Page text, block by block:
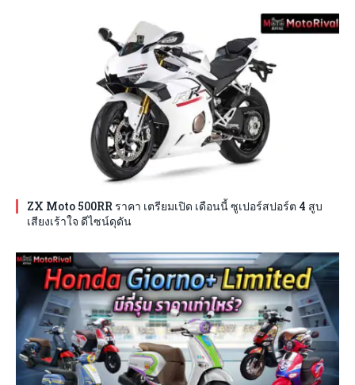
ZX Moto 500RR ราคา เตรียมเปิด เดือนนี้ ซูเปอร์สปอร์ต 4 สูบ
เสียงเร้าใจ ดีไซน์ดุดัน